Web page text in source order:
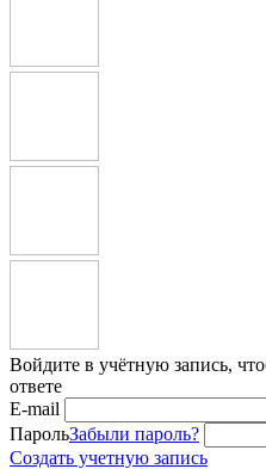
Войдите в учётную запись,
ответе
E-mail
ПарольЗабыли пароль?
Создать учетную запись